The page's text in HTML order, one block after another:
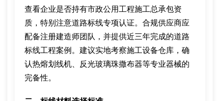
查看企业是否持有市政公用工程施工总承包资
质，特别注意道路标线专项认证。合规供应商应
配备注册建造师团队，并提供近三年完成的道路
标线工程案例。建议实地考察施工设备仓库，确
认热熔划线机、反光玻璃珠撒布器等专业器械的
完备性。